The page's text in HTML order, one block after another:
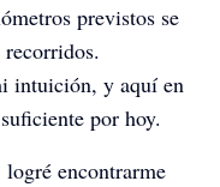
previstos se
intuición, y aquí en
por hoy.
encontrarme